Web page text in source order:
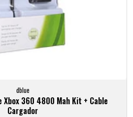
dblue
360 4800 Mah Kit + Cable
Cargador